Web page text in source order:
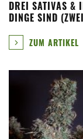
DREI SATIVAS &
DINGE SIND
ZUM ARTIKEL